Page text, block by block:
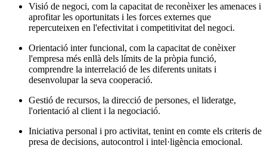
Visió de negoci, com la capacitat de reconèixer les amenaces i
aprofitar les oportunitats i les forces externes que
repercuteixen en l'efectivitat i competitivitat del negoci.
Orientació inter funcional, com la capacitat de conèixer
l'empresa més enllà dels límits de la pròpia funció,
comprendre la interrelació de les diferents unitats i
desenvolupar la seva cooperació.
Gestió de recursos, la direcció de persones, el lideratge,
l'orientació al client i la negociació.
Iniciativa personal i pro activitat, tenint en comte els criteris de
presa de decisions, autocontrol i intel·ligència emocional.